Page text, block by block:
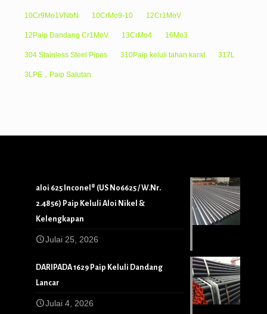
10Cr9Mo1VNbN 10CrMo9-10 12Cr1MoV
12Paip Dandang Cr1MoV 13CrMo4 16Mo3
304 Stainless Steel Pipes 310Paip keluli tahan karat 317L
3LPE，Paip Salutan
aloi 625 Inconel® (US N06625 / W.Nr.
2.4856) Paip Keluli Aloi Nikel &
Kelengkapan
Julai 25, 2026
DARIPADA 1629 Paip Keluli Dandang
Lancar
Julai 4, 2026